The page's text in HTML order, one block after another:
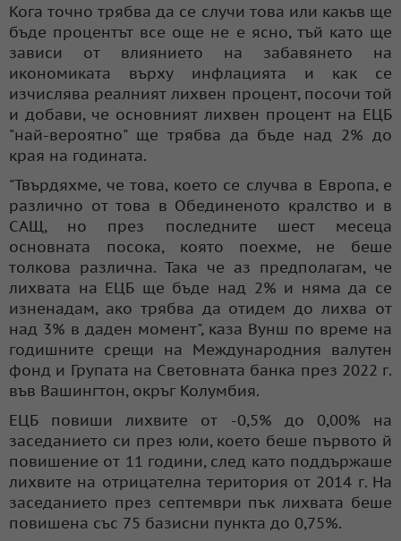
Кога точно трябва да се случи това или какъв ще
бъде процентът все още не е ясно, тъй като ще
зависи от влиянието на забавянето на
икономиката върху инфлацията и как се
изчислява реалният лихвен процент, посочи той
и добави, че основният лихвен процент на ЕЦБ
"най-вероятно" ще трябва да бъде над 2% до
края на годината.
"Твърдяхме, че това, което се случва в Европа, е
различно от това в Обединеното кралство и в
САЩ, но през последните шест месеца
основната посока, която поехме, не беше
толкова различна. Така че аз предполагам, че
лихвата на ЕЦБ ще бъде над 2% и няма да се
изненадам, ако трябва да отидем до лихва от
над 3% в даден момент", каза Вунш по време на
годишните срещи на Международния валутен
фонд и Групата на Световната банка през 2022 г.
във Вашингтон, окръг Колумбия.
ЕЦБ повиши лихвите от -0,5% до 0,00% на
заседанието си през юли, което беше първото й
повишение от 11 години, след като поддържаше
лихвите на отрицателна територия от 2014 г. На
заседанието през септември пък лихвата беше
повишена със 75 базисни пункта до 0,75%.